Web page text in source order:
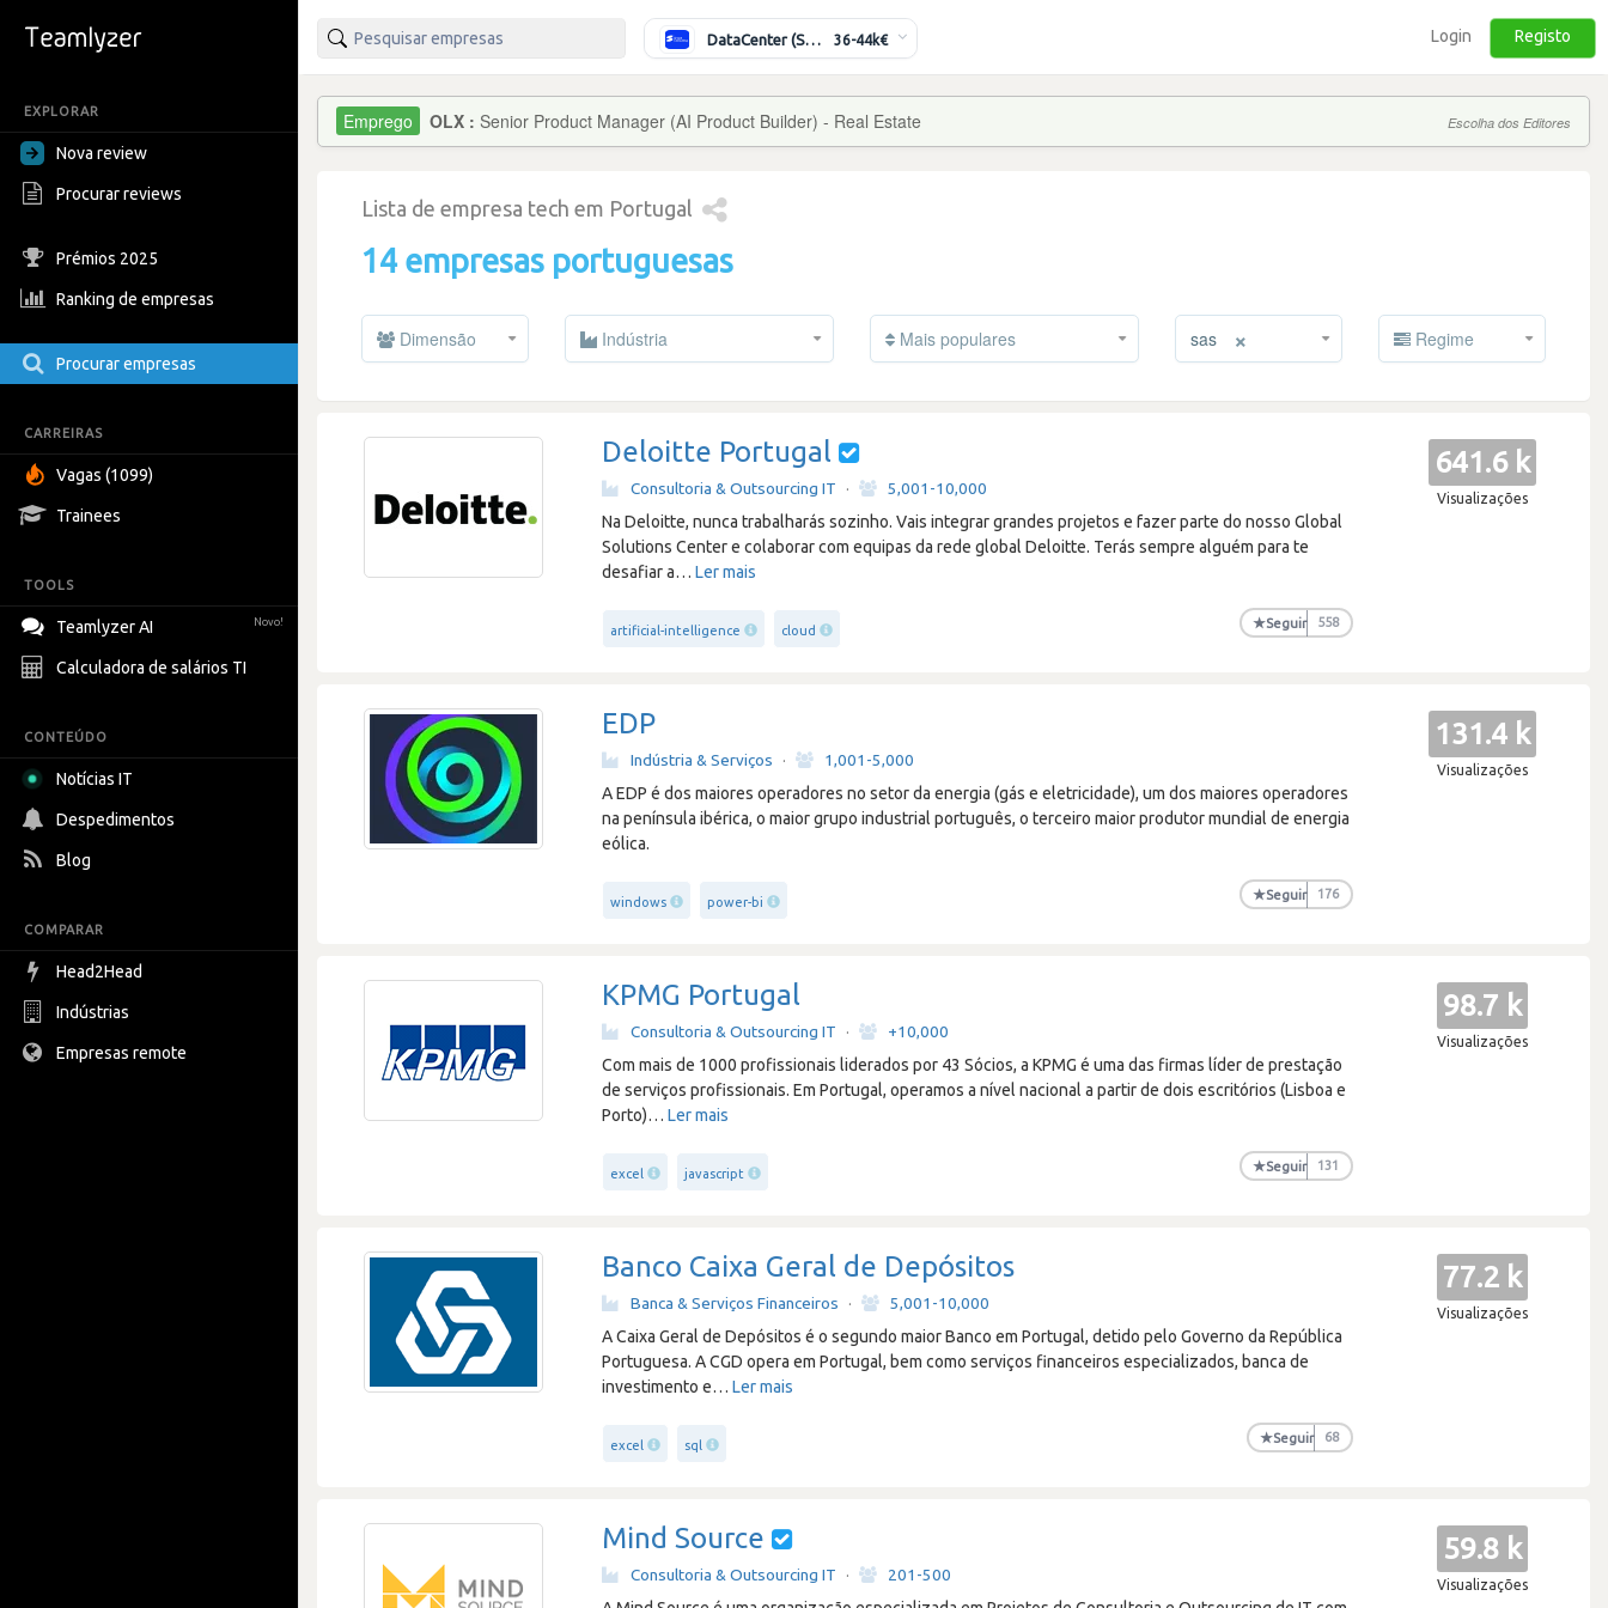
EXPLORAR
Nova review
Procurar reviews
Prémios 2025
Ranking de empresas
Procurar empresas
CARREIRAS
Vagas (1099)
Trainees
TOOLS
Teamlyzer AI Novo!
Calculadora de salários TI
CONTEÚDO
Notícias IT
Despedimentos
Blog
COMPARAR
Head2Head
Indústrias
Empresas remote
DataCenter (Switching/Routing) Sénior 36-44k€ Login Registo
OLX : Senior Product Manager (AI Product Builder) - Real Estate Escolha dos Editores
Lista de empresa tech em Portugal
14 empresas portuguesas
Dimensão Indústria Mais populares ×
sas Regime
Deloitte Portugal
Consultoria & Outsourcing IT ·
5,001-10,000
Na Deloitte, nunca trabalharás sozinho. Vais integrar grandes projetos e fazer parte do nosso Global
Solutions Center e colaborar com equipas da rede global Deloitte. Terás sempre alguém para te
desafiar a…Ler mais
artificial-intelligence cloud
★Seguir 558
641.6 k
Visualizações
EDP
Indústria & Serviços ·
1,001-5,000
A EDP é dos maiores operadores no setor da energia (gás e eletricidade), um dos maiores operadores
na península ibérica, o maior grupo industrial português, o terceiro maior produtor mundial de energia
eólica.
windows power-bi
★Seguir 176
131.4 k
Visualizações
KPMG Portugal
Consultoria & Outsourcing IT ·
+10,000
Com mais de 1000 profissionais liderados por 43 Sócios, a KPMG é uma das firmas líder de prestação
de serviços profissionais. Em Portugal, operamos a nível nacional a partir de dois escritórios (Lisboa e
Porto)…Ler mais
excel javascript
★Seguir 131
98.7 k
Visualizações
Banco Caixa Geral de Depósitos
Banca & Serviços Financeiros ·
5,001-10,000
A Caixa Geral de Depósitos é o segundo maior Banco em Portugal, detido pelo Governo da República
Portuguesa. A CGD opera em Portugal, bem como serviços financeiros especializados, banca de
investimento e…Ler mais
excel sql
★Seguir 68
77.2 k
Visualizações
Mind Source
Consultoria & Outsourcing IT ·
201-500
59.8 k
Visualizações